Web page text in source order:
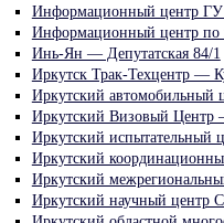
Информационный центр
Информационный центр по
Инь-Ян — Депутатская 84/1
Иркутск Трак-Техцентр —
Иркутский автомобильный
Иркутский Визовый Центр
Иркутский испытательный
Иркутский
Иркутский
Иркутский научный